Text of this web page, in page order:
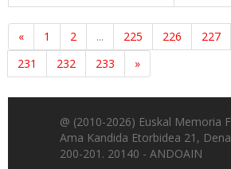
« 1 2 ... 225 226 227
231
232 233 »
@ (2010-2026) Euskal Memoria
Ama Kandida Etorbidea 21,
200-201. 20140 - ANDOAIN